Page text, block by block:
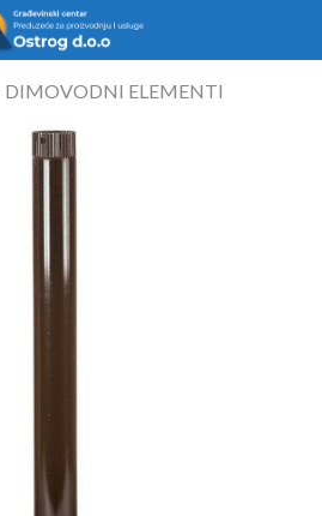
DIMOVODNI ELEMENTI